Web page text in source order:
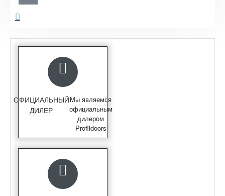
ОФИЦИАЛЬНЫЙ
ДИЛЕР
Мы являемся
официальным
дилером
Profildoors